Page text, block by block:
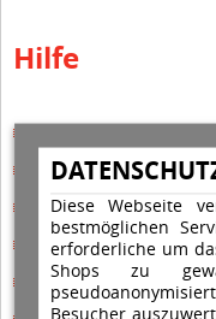
Diese Webseite
bestmöglichen
erforderliche um
Shops zu
Besucher
Hilfe
Hilfe Editor
Hilfe-
Hilfe-Rundstempel
Hilfe Rundstempel
Hilfe Stempelkissen